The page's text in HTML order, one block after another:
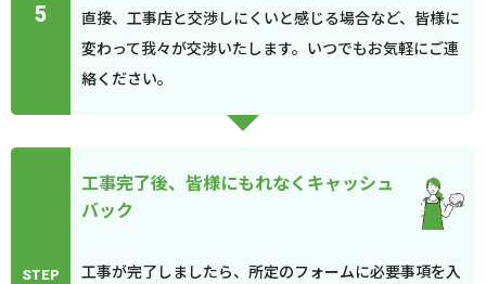
5
直接、工事店と交渉しにくいと感じる場合など、皆様に
変わって我々が交渉いたします。いつでもお気軽にご連
絡ください。
STEP
工事完了後、皆様にもれなくキャッシュ
バック
工事が完了しましたら、所定のフォームに必要事項を入